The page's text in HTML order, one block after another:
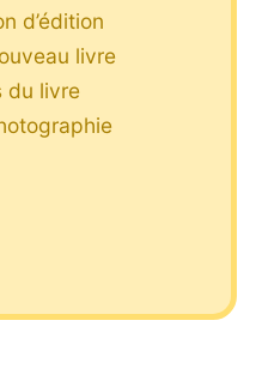
d’édition
livre
du livre